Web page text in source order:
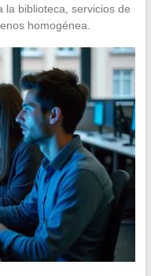
la biblioteca, servicios de
homogénea.